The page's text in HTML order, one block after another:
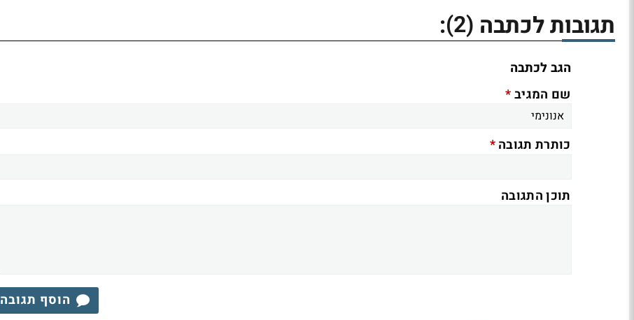
תגובות לכתבה (2)
:
הגב לכתבה
שם המגיב*
כותרת תגובה*
תוכן התגובה
הוסף תגובה